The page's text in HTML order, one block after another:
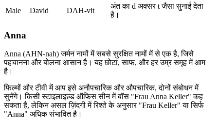
Male
David DAH-vit
अंत का d अक्सर t जैसा सुनाई देता
है।
Anna
Anna (AHN-nah) जर्मन नामों में सबसे सुरक्षित नामों में से एक है, जिसे
पहचानना और बोलना आसान है। यह छोटा, साफ, और हर उम्र समूह में आम
है।
फिल्मों और टीवी में आप इसे अनौपचारिक और औपचारिक, दोनों संबोधन में
सुनेंगे। किसी स्टाइलाइज़्ड ऑफिस सीन में बॉस "Frau Anna Keller" कह
सकता है, लेकिन असल ज़िंदगी में रिश्ते के अनुसार "Frau Keller" या सिर्फ
"Anna" अधिक संभावित है।